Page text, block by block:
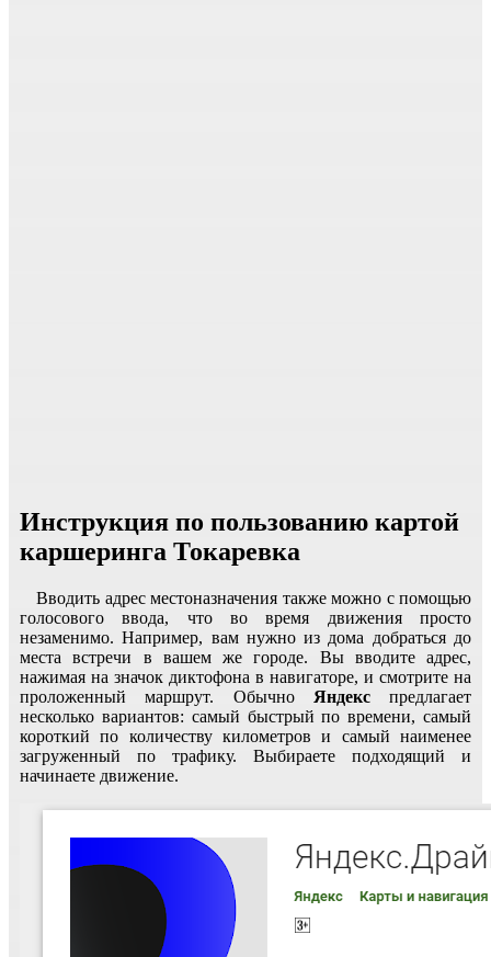
Инструкция по пользованию картой
каршеринга Токаревка
Вводить адрес местоназначения также можно с помощью
голосового ввода, что во время движения просто
незаменимо. Например, вам нужно из дома добраться до
места встречи в вашем же городе. Вы вводите адрес,
нажимая на значок диктофона в навигаторе, и смотрите на
проложенный маршрут. Обычно Яндекспредлагает
несколько вариантов: самый быстрый по времени, самый
короткий по количеству километров и самый наименее
загруженный по трафику. Выбираете подходящий и
начинаете движение.